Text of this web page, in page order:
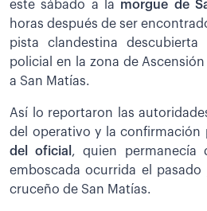
este sábado a la morgue de
horas después de ser
pista clandestina
policial en la zona de
a San Matías.
Así lo reportaron las
del operativo y la confirmación
del oficial , quien permanecía
emboscada ocurrida el
cruceño de San Matías.